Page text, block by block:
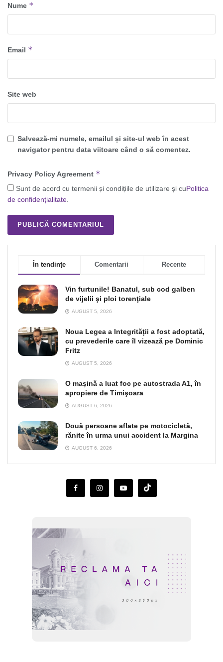
Nume *
Email *
Site web
Salvează-mi numele, emailul și site-ul web în acest
navigator pentru data viitoare când o să comentez.
Privacy Policy Agreement *
Sunt de acord cu termenii și condițiile de utilizare și cuPolitica
de confidențialitate.
În tendințe Comentarii Recente
Vin furtunile! Banatul, sub cod galben
de vijelii şi ploi torenţiale
AUGUST 5, 2026
Noua Legea a Integrității a fost adoptată,
cu prevederile care îl vizează pe Dominic
Fritz
AUGUST 5, 2026
O maşină a luat foc pe autostrada A1, în
apropiere de Timişoara
AUGUST 6, 2026
Două persoane aflate pe motocicletă,
rănite în urma unui accident la Margina
AUGUST 6, 2026